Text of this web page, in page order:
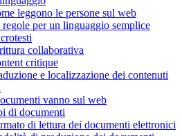
leggono le persone sul web
per un linguaggio semplice
collaborativa
critique
e localizzazione dei contenuti
vanno sul web
di documenti
di lettura dei documenti elettronici